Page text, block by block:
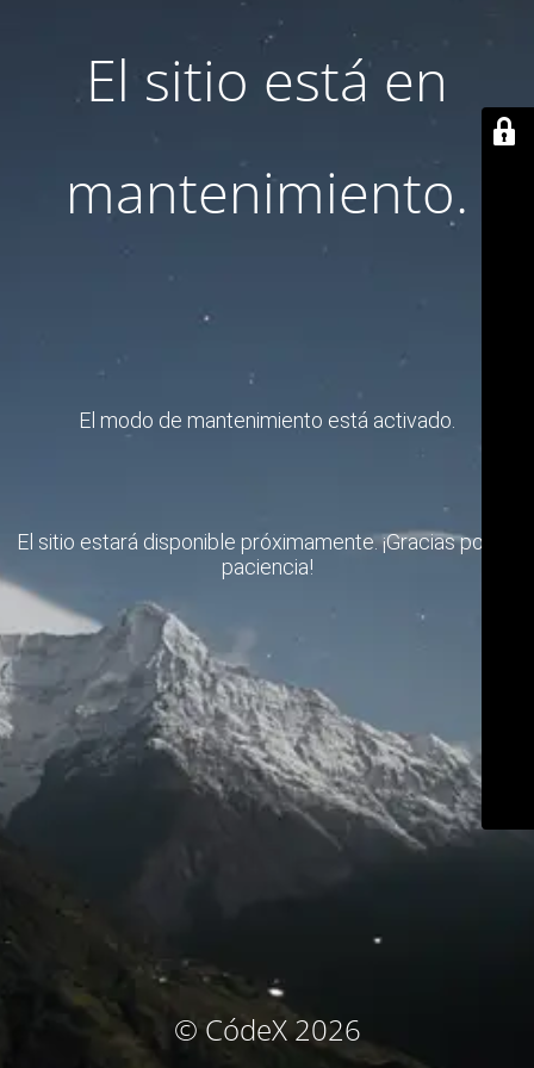
El sitio está en
mantenimiento.
El modo de mantenimiento está activado.
El sitio estará disponible próximamente. ¡Gracias por su
paciencia!
© CódeX 2026